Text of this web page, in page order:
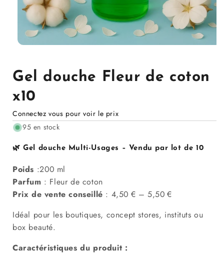
1
dans
modale
Gel douche Fleur de coton
x10
Connectez vous pour voir le prix
95 en stock
🌿 Gel douche Multi-Usages – Vendu par lot de 10
Poids :200 ml
Parfum : Fleur de coton
Prix de vente conseillé : 4,50 € – 5,50 €
Idéal pour les boutiques, concept stores, instituts ou
box beauté.
Caractéristiques du produit :